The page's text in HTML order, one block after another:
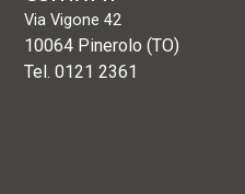
Via Vigone 42
10064 Pinerolo (TO)
Tel. 0121 2361